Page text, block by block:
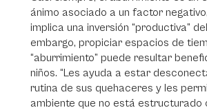
ánimo asociado a un factor
implica una inversión “productiva”
embargo, propiciar espacios de
“aburrimiento” puede resultar
niños. “Les ayuda a estar
rutina de sus quehaceres y les
ambiente que no está estructurado